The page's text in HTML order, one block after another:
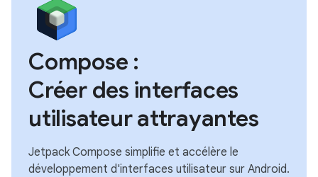
Compose :
Créer des interfaces
utilisateur attrayantes
Jetpack Compose simplifie et accélère le
développement d'interfaces utilisateur sur Android.